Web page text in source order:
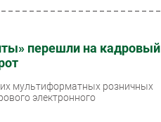
перешли на кадровый
мультиформатных розничных
электронного